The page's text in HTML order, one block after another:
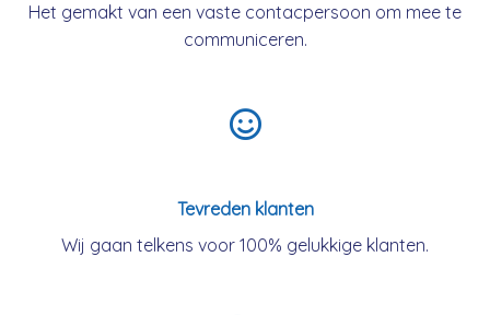
Het gemakt van een vaste contacpersoon om mee te
communiceren.
Tevreden klanten
Wij gaan telkens voor 100% gelukkige klanten.